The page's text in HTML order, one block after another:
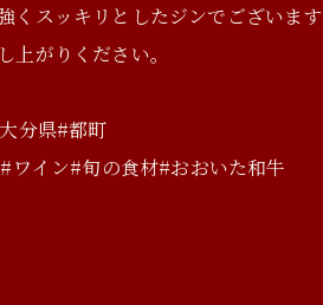
くスッキリとしたジンでございます
上がりください。
分県#都町
ワイン#旬の食材#おおいた和牛